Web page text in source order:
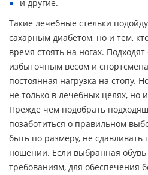
и другие.
Такие лечебные стельки
сахарным диабетом, но и тем,
время стоять на ногах.
избыточным весом и
постоянная нагрузка на стопу.
не только в лечебных целях, но
Прежде чем подобрать
позаботиться о правильном
быть по размеру, не
ношении. Если выбранная обувь
требованиям, для обеспечения